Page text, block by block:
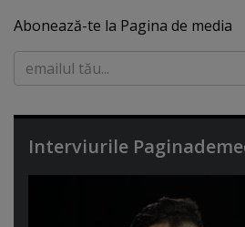
Abonează-te la Pagina de media
Interviurile